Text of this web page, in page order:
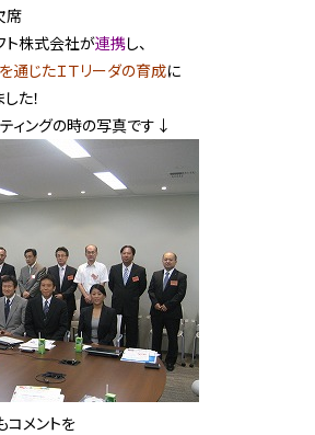
席
ト株式会社が連携し、
を通じたＩＴリーダの育成に
た！
ィングの時の写真です↓
コメントを